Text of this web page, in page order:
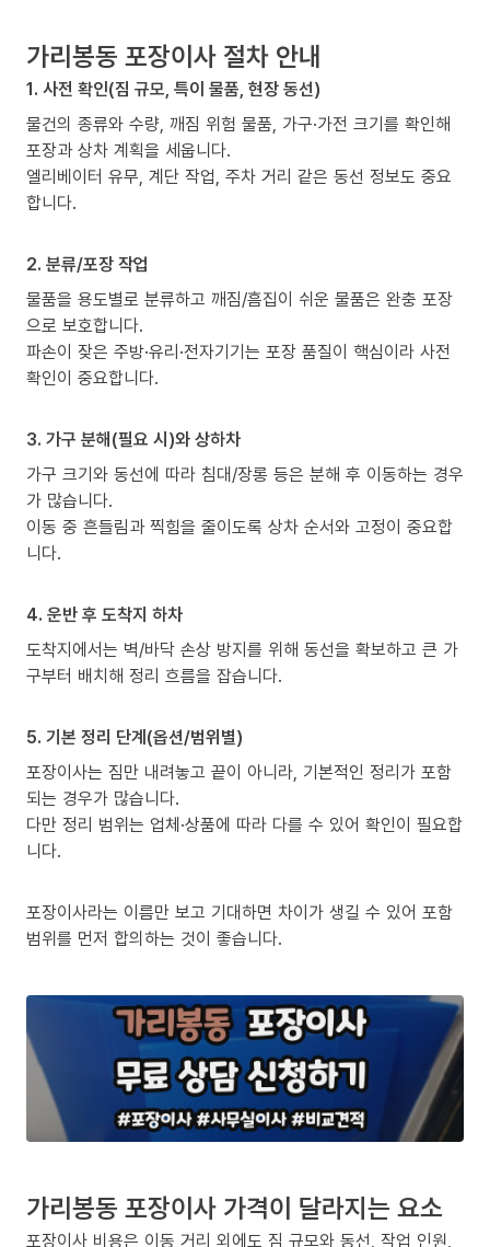
가리봉동 포장이사 절차 안내
1. 사전 확인(짐 규모, 특이 물품, 현장 동선)
물건의 종류와 수량, 깨짐 위험 물품, 가구·가전 크기를 확인해
포장과 상차 계획을 세웁니다.
엘리베이터 유무, 계단 작업, 주차 거리 같은 동선 정보도 중요
합니다.
2. 분류/포장 작업
물품을 용도별로 분류하고 깨짐/흠집이 쉬운 물품은 완충 포장
으로 보호합니다.
파손이 잦은 주방·유리·전자기기는 포장 품질이 핵심이라 사전
확인이 중요합니다.
3. 가구 분해(필요 시)와 상하차
가구 크기와 동선에 따라 침대/장롱 등은 분해 후 이동하는 경우
가 많습니다.
이동 중 흔들림과 찍힘을 줄이도록 상차 순서와 고정이 중요합
니다.
4. 운반 후 도착지 하차
도착지에서는 벽/바닥 손상 방지를 위해 동선을 확보하고 큰 가
구부터 배치해 정리 흐름을 잡습니다.
5. 기본 정리 단계(옵션/범위별)
포장이사는 짐만 내려놓고 끝이 아니라, 기본적인 정리가 포함
되는 경우가 많습니다.
다만 정리 범위는 업체·상품에 따라 다를 수 있어 확인이 필요합
니다.
포장이사라는 이름만 보고 기대하면 차이가 생길 수 있어 포함
범위를 먼저 합의하는 것이 좋습니다.
가리봉동 포장이사 가격이 달라지는 요소
포장이사 비용은 이동 거리 외에도 짐 규모와 동선, 작업 인원,